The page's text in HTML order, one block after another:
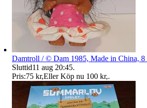
Damtroll / © Dam 1985, Made in China, 8
Sluttid11 aug 20:45.
Pris:75 kr,Eller Köp nu 100 kr,.